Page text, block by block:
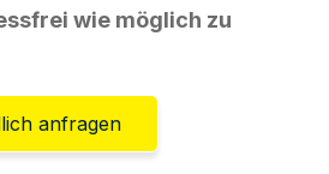
wie möglich zu
anfragen